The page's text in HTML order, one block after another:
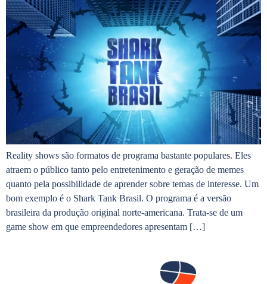
Reality shows são formatos de programa bastante populares. Eles
atraem o público tanto pelo entretenimento e geração de memes
quanto pela possibilidade de aprender sobre temas de interesse. Um
bom exemplo é o Shark Tank Brasil. O programa é a versão
brasileira da produção original norte-americana. Trata-se de um
game show em que empreendedores apresentam […]